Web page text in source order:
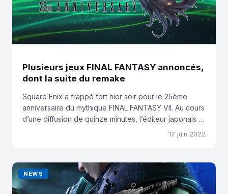
Plusieurs jeux FINAL FANTASY annoncés,
dont la suite du remake
Square Enix a frappé fort hier soir pour le 25ème
anniversaire du mythique FINAL FANTASY VII. Au cours
d’une diffusion de quinze minutes, l’éditeur japonais a
présent. Animée par Yoshinori Kitase […]
17 juin 2022
NEWS